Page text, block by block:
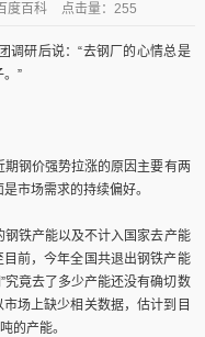
度百科 点击量： 255
研后说：“去钢厂的心情总是
”
钢价强势拉涨的原因主要有两
市场需求的持续偏好。
铁产能以及不计入国家去产能
前，今年全国共退出钢铁产能
竟去了多少产能还没有确切数
场上缺少相关数据，估计到目
的产能。